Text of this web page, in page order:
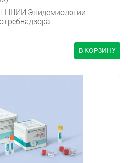
ЦНИИ Эпидемиологии
В КОРЗИНУ